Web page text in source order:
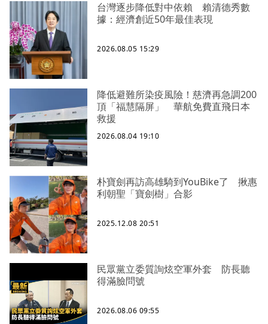
台灣逐步降低對中依賴 賴清德秀數
據：經濟創近50年最佳表現
2026.08.05 15:29
降低避難所染疫風險！慈濟再急調200
頂「福慧隔屏」 華航免費直飛日本
救援
2026.08.04 19:10
朴寶劍再訪高雄騎到YouBike了 揪惠
利朝聖「寶劍樹」合影
2025.12.08 20:51
民眾黨立委質詢炫空軍外套 防長聽
得滿臉問號
2026.08.06 09:55